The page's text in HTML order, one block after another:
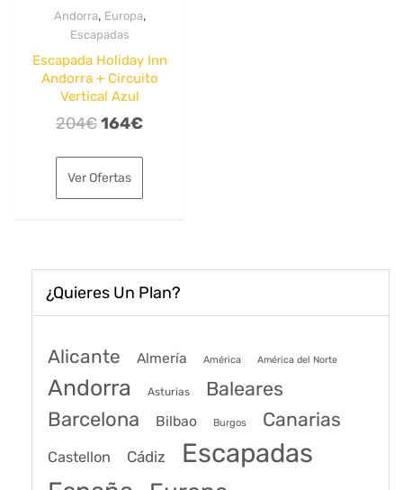
Andorra, Europa,
Escapadas
Escapada Holiday Inn
Andorra + Circuito
Vertical Azul
204€El
original
era:
164€El
es:
Ver Ofertas
¿Quieres Un Plan?
Alicante Almería América América del Norte
Andorra Asturias Baleares
Barcelona Bilbao Burgos Canarias
Castellon Cádiz Escapadas